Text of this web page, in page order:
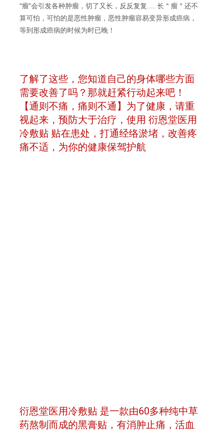
“瘤”会引发各种肿瘤，切了又长，反反复复…… 长＂瘤＂还不
算可怕，可怕的是恶性肿瘤，恶性肿瘤容易变异形成癌病，
等到形成癌病的时候为时已晚！
了解了这些，您知道自己的身体哪些方面
需要改善了吗？那就赶紧行动起来吧！
【通则不痛，痛则不通】为了健康，请重
视起来，预防大于治疗，使用 衍恩堂医用
冷敷贴 贴在患处，打通经络淤堵，改善疼
痛不适，为你的健康保驾护航
衍恩堂医用冷敷贴 是一款由60多种纯中草
药熬制而成的黑膏贴，有消肿止痛，活血